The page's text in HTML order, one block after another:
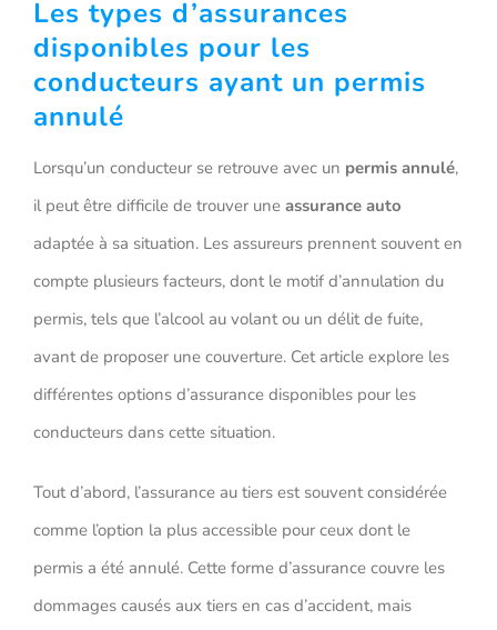
Les types d’assurances
disponibles pour les
conducteurs ayant un permis
annulé
Lorsqu’un conducteur se retrouve avec un permis annulé,
il peut être difficile de trouver une assurance auto
adaptée à sa situation. Les assureurs prennent souvent en
compte plusieurs facteurs, dont le motif d’annulation du
permis, tels que l’alcool au volant ou un délit de fuite,
avant de proposer une couverture. Cet article explore les
différentes options d’assurance disponibles pour les
conducteurs dans cette situation.
Tout d’abord, l’assurance au tiers est souvent considérée
comme l’option la plus accessible pour ceux dont le
permis a été annulé. Cette forme d’assurance couvre les
dommages causés aux tiers en cas d’accident, mais